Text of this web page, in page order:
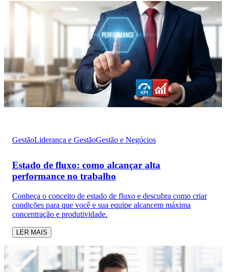
GestãoLiderança e GestãoGestão e Negócios
Estado de fluxo: como alcançar alta
performance no trabalho
Conheça o conceito de estado de fluxo e descubra como criar
condições para que você e sua equipe alcancem máxima
concentração e produtividade.
LER MAIS